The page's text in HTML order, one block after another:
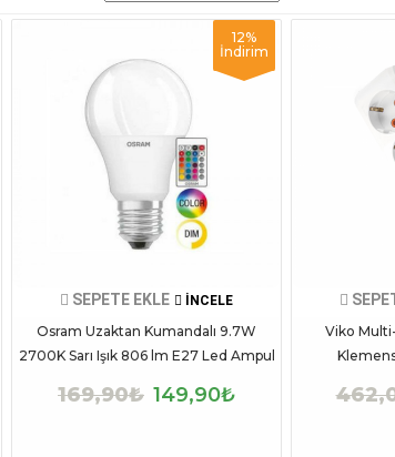
12%
İndirim
SEPETE EKLE İNCELE
Osram Uzaktan Kumandalı 9.7W
2700K Sarı Işık 806 lm E27 Led Ampul
169,90₺ 149,90₺
Viko